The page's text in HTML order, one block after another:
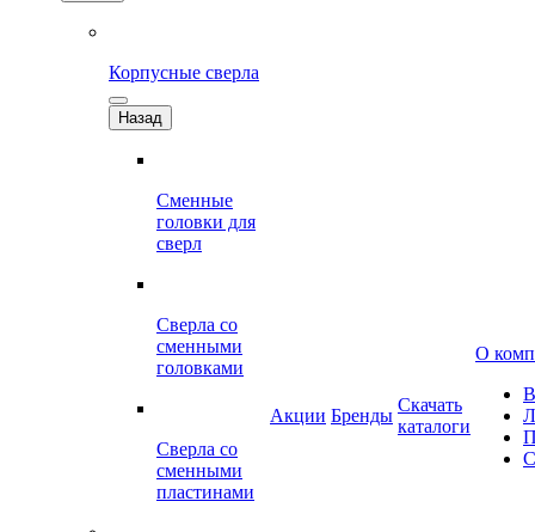
Корпусные сверла
Назад
Сменные
головки для
сверл
Сверла со
сменными
головками
Сверла со
сменными
пластинами
Акции Бренды
Скачать
каталоги
О